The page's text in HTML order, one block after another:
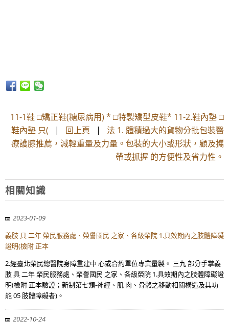
11-1鞋 □矯正鞋(糖尿病用) * □特製矯型皮鞋* 11-2.鞋內墊 □
鞋內墊 只( | 回上頁 | 法 1. 體積過大的貨物分批包裝醫
療護膝推薦，減輕重量及力量。包裝的大小或形狀，顧及攜
帶或抓握 的方便性及省力性。
相關知識
2023-01-09
義肢 具 二年 榮民服務處、榮譽國民 之家、各級榮院 1.具效期內之肢體障礙
證明(檢附 正本
2.經臺北榮民總醫院身障重建中 心或合約單位專業量製。 三九 部分手掌義
肢 具 二年 榮民服務處、榮譽國民 之家、各級榮院 1.具效期內之肢體障礙證
明(檢附 正本驗證；新制第七類-神經、肌 肉、骨骼之移動相關構造及其功
能 05 肢體障礙者)。
2022-10-24